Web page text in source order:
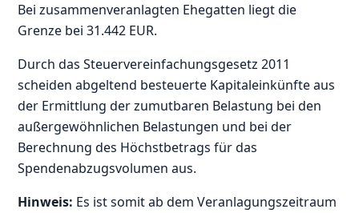
Bei zusammenveranlagten Ehegatten liegt die
Grenze bei 31.442 EUR.
Durch das Steuervereinfachungsgesetz 2011
scheiden abgeltend besteuerte Kapitaleinkünfte aus
der Ermittlung der zumutbaren Belastung bei den
außergewöhnlichen Belastungen und bei der
Berechnung des Höchstbetrags für das
Spendenabzugsvolumen aus.
Hinweis: Es ist somit ab dem Veranlagungszeitraum